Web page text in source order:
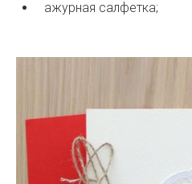
ажурная салфетка;